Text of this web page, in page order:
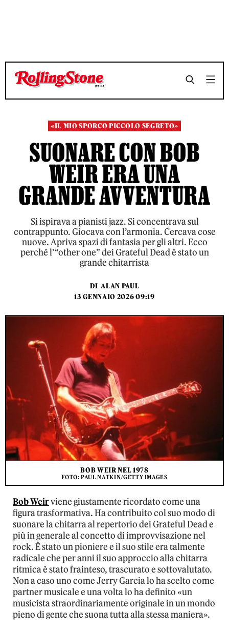
TEMPO DI LETTURA 8 MINUTI
TEMPO DI LETTURA 8 MINUTI
«IL MIO SPORCO PICCOLO SEGRETO»
SUONARE CON BOB
WEIR ERA UNA
GRANDE AVVENTURA
Si ispirava a pianisti jazz. Si concentrava sul
contrappunto. Giocava con l’armonia. Cercava cose
nuove. Apriva spazi di fantasia per gli altri. Ecco
perché l’“other one” dei Grateful Dead è stato un
grande chitarrista
DI ALAN PAUL
13 GENNAIO 2026 09:19
BOB WEIR NEL 1978
FOTO: PAUL NATKIN/GETTY IMAGES
Bob Weirviene giustamente ricordato come una
figura trasformativa. Ha contribuito col suo modo di
suonare la chitarra al repertorio dei Grateful Dead e
più in generale al concetto di improvvisazione nel
rock. È stato un pioniere e il suo stile era talmente
radicale che per anni il suo approccio alla chitarra
ritmica è stato frainteso, trascurato e sottovalutato.
Non a caso uno come Jerry Garcia lo ha scelto come
partner musicale e una volta lo ha definito «un
musicista straordinariamente originale in un mondo
pieno di gente che suona tutta alla stessa maniera».